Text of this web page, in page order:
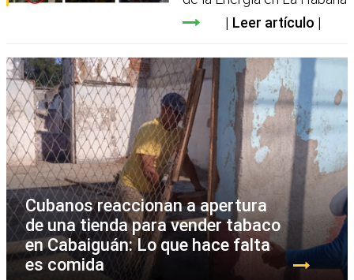
Leer artículo
Cubanos reaccionan a apertura
de una tienda para vender tabaco
en Cabaiguán: Lo que hace falta
es comida